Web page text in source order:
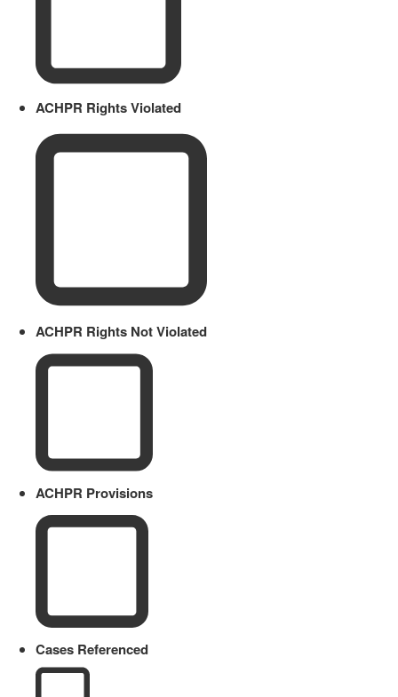
ACHPR Rights Violated
ACHPR Rights Not Violated
ACHPR Provisions
Cases Referenced